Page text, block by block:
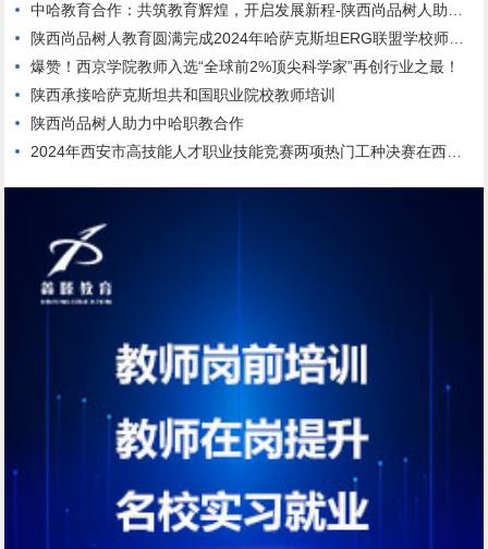
中哈教育合作：共筑教育辉煌，开启发展新程-陕西尚品树人助添光彩
陕西尚品树人教育圆满完成2024年哈萨克斯坦ERG联盟学校师生团队来华培训
爆赞！西京学院教师入选“全球前2%顶尖科学家”再创行业之最！
陕西承接哈萨克斯坦共和国职业院校教师培训
陕西尚品树人助力中哈职教合作
2024年西安市高技能人才职业技能竞赛两项热门工种决赛在西安高新技师学院顺利举行